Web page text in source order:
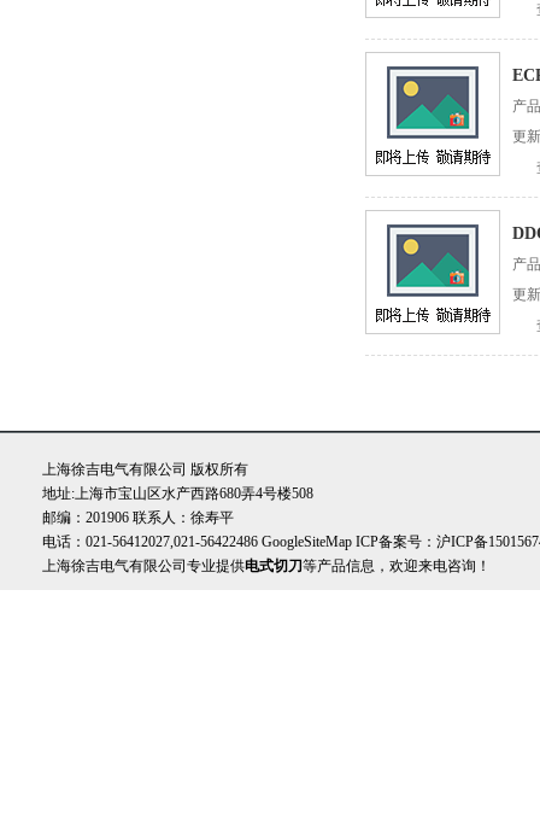
产
更
产
更
上海徐吉电气有限公司 版权所有
地址:上海市宝山区水产西路680弄4号楼508
邮编：201906 联系人：徐寿平
电话：021-56412027,021-56422486 GoogleSiteMap ICP备案号： 沪ICP备
上海徐吉电气有限公司专业提供电式切刀等产品信息，欢迎来电咨询！